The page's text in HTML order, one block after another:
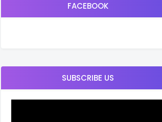
FACEBOOK
SUBSCRIBE US